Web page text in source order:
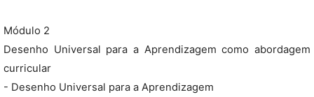
Módulo 2
Desenho Universal para a Aprendizagem como abordagem
curricular
- Desenho Universal para a Aprendizagem